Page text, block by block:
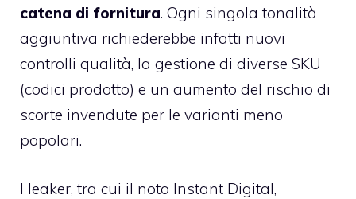
catena di fornitura. Ogni singola tonalità
aggiuntiva richiederebbe infatti nuovi
controlli qualità, la gestione di diverse SKU
(codici prodotto) e un aumento del rischio di
scorte invendute per le varianti meno
popolari.
I leaker, tra cui il noto Instant Digital,